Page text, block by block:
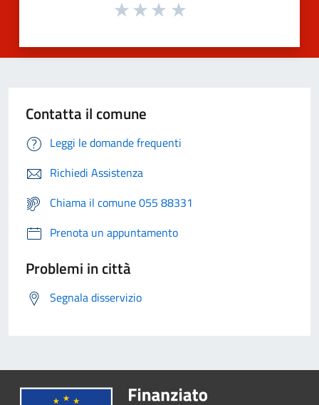
Contatta il comune
Leggi le domande frequenti
Richiedi Assistenza
Chiama il comune 055 88331
Prenota un appuntamento
Problemi in città
Segnala disservizio